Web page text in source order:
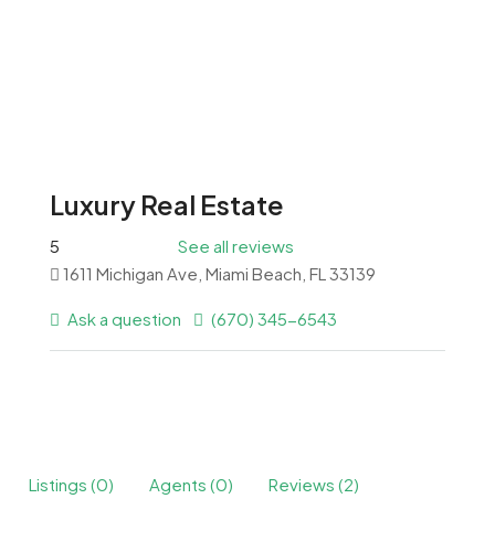
Luxury Real Estate
5
See all reviews
1611 Michigan Ave, Miami Beach, FL 33139
Ask a question (670) 345-6543
Listings (0) Agents (0) Reviews (2)